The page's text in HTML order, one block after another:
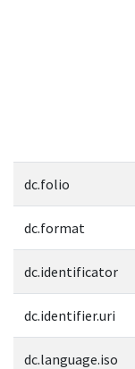
dc.folio
dc.format
dc.identificator
dc.identifier.uri
dc.language.iso